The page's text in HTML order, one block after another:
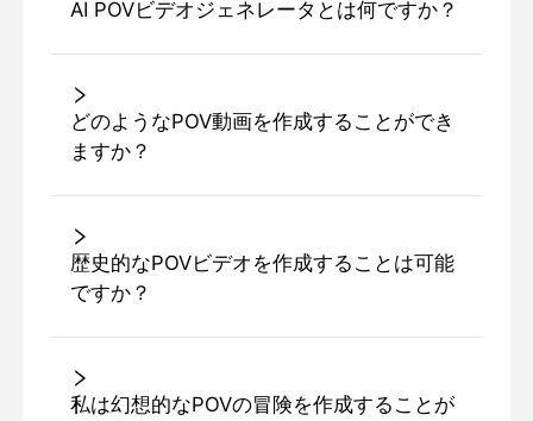
AI POVビデオジェネレータとは何ですか？
どのようなPOV動画を作成することができ
ますか？
歴史的なPOVビデオを作成することは可能
ですか？
私は幻想的なPOVの冒険を作成することが